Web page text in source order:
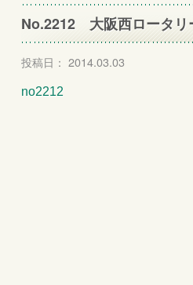
No.2212 大阪西ロータリ
投稿日： 2014.03.03
no2212